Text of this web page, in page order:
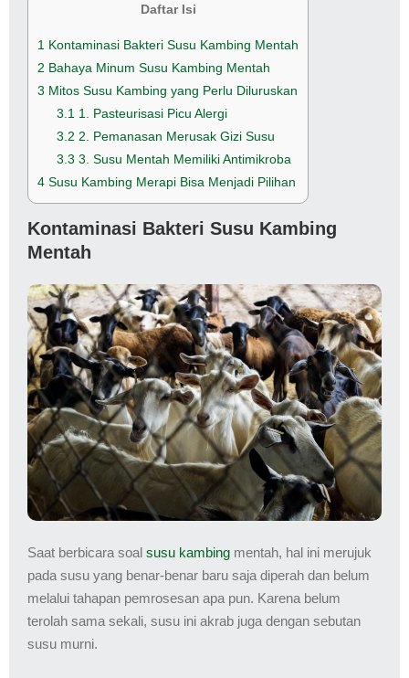
Daftar Isi
1 Kontaminasi Bakteri Susu Kambing Mentah
2 Bahaya Minum Susu Kambing Mentah
3 Mitos Susu Kambing yang Perlu Diluruskan
3.1 1. Pasteurisasi Picu Alergi
3.2 2. Pemanasan Merusak Gizi Susu
3.3 3. Susu Mentah Memiliki Antimikroba
4 Susu Kambing Merapi Bisa Menjadi Pilihan
Kontaminasi Bakteri Susu Kambing
Mentah
Saat berbicara soal susu kambing mentah, hal ini merujuk
pada susu yang benar-benar baru saja diperah dan belum
melalui tahapan pemrosesan apa pun. Karena belum
terolah sama sekali, susu ini akrab juga dengan sebutan
susu murni.